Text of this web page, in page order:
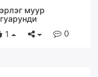
муур
1
0